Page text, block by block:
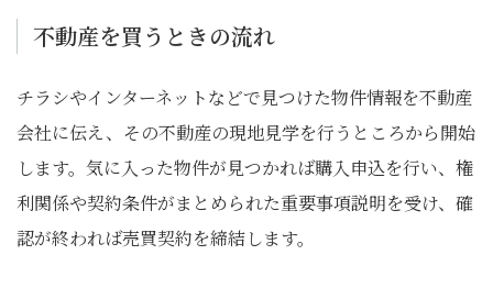
不動産を買うときの流れ
チラシやインターネットなどで見つけた物件情報を不動産
会社に伝え、その不動産の現地見学を行うところから開始
します。気に入った物件が見つかれば購入申込を行い、権
利関係や契約条件がまとめられた重要事項説明を受け、確
認が終われば売買契約を締結します。